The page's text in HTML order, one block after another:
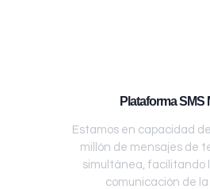
Plataforma SMS
Estamos en capacidad
millón de mensajes de
simultánea, facilitando
comunicación de la